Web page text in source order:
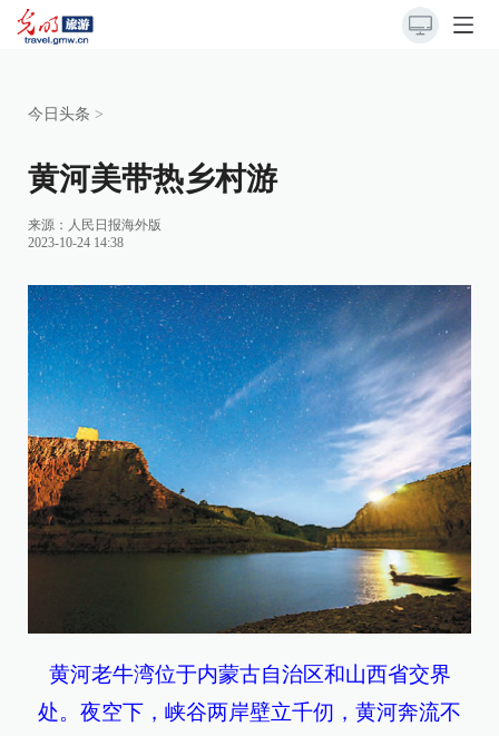
今日头条 >
黄河美带热乡村游
来源： 人民日报海外版
2023-10-24 14:38
黄河老牛湾位于内蒙古自治区和山西省交界
处。夜空下，峡谷两岸壁立千仞，黄河奔流不